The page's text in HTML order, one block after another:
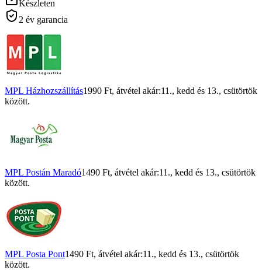
Készleten
2 év garancia
MPL Házhozszállítás1990 Ft, átvétel akár:11., kedd és 13., csütörtök
között.
MPL Postán Maradó1490 Ft, átvétel akár:11., kedd és 13., csütörtök
között.
MPL Posta Pont1490 Ft, átvétel akár:11., kedd és 13., csütörtök
között.